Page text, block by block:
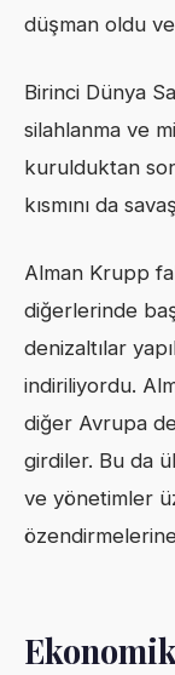
düşman oldu
Birinci Dünya
silahlanma ve
kurulduktan
kısmını da
Alman Krupp
diğerlerinde
denizaltılar
indiriliyordu.
diğer Avrupa
girdiler. Bu da
ve yönetimler